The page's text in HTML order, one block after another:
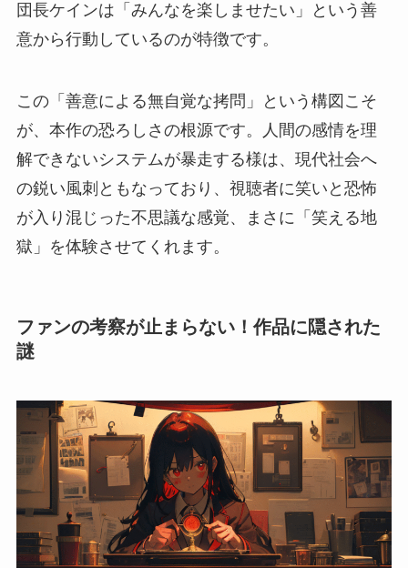
団長ケインは「みんなを楽しませたい」という善
意から行動しているのが特徴です。
この「善意による無自覚な拷問」という構図こそ
が、本作の恐ろしさの根源です。人間の感情を理
解できないシステムが暴走する様は、現代社会へ
の鋭い風刺ともなっており、視聴者に笑いと恐怖
が入り混じった不思議な感覚、まさに「笑える地
獄」を体験させてくれます。
ファンの考察が止まらない！作品に隠された
謎